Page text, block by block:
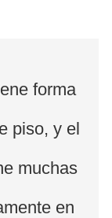
forma
piso, y el
muchas
en